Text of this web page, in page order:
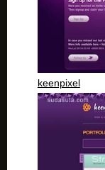
keenpixel